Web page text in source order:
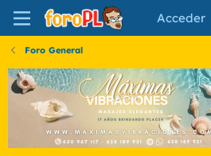
Acceder
Foro General